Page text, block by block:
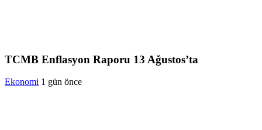
TCMB Enflasyon Raporu 13 Ağustos’ta
Ekonomi 1 gün önce